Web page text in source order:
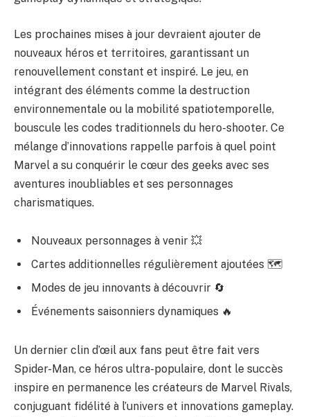
Les prochaines mises à jour devraient ajouter de
nouveaux héros et territoires, garantissant un
renouvellement constant et inspiré. Le jeu, en
intégrant des éléments comme la destruction
environnementale ou la mobilité spatiotemporelle,
bouscule les codes traditionnels du hero-shooter. Ce
mélange d’innovations rappelle parfois à quel point
Marvel a su conquérir le cœur des geeks avec ses
aventures inoubliables et ses personnages
charismatiques.
Nouveaux personnages à venir 💥
Cartes additionnelles régulièrement ajoutées 🗺️
Modes de jeu innovants à découvrir 🔄
Événements saisonniers dynamiques 🔥
Un dernier clin d’œil aux fans peut être fait vers
Spider-Man, ce héros ultra-populaire, dont le succès
inspire en permanence les créateurs de Marvel Rivals,
conjuguant fidélité à l’univers et innovations gameplay.